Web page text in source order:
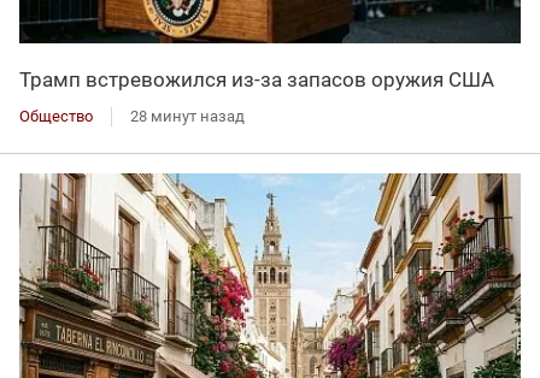
Трамп встревожился из-за запасов оружия США
Общество 28 минут назад